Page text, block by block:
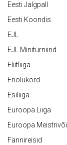
Eesti Jalgpall
Eesti Koondis
EJL
EJL Miniturniirid
Eliitliiga
Eriolukord
Esiliiga
Euroopa Liiga
Euroopa
Fännireisid